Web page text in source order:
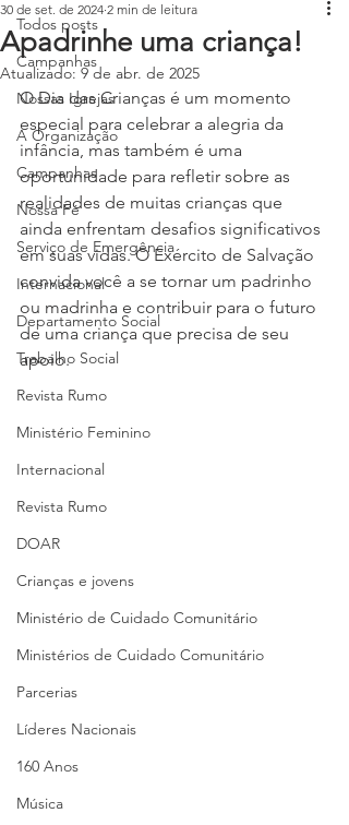
Todos posts
Campanhas
Nossas Igrejas
A Organização
Campanhas
Nossa Fé
Serviço de Emergência
Internacional
Departamento Social
Trabalho Social
Revista Rumo
Ministério Feminino
Internacional
Revista Rumo
DOAR
Crianças e jovens
Ministério de Cuidado Comunitário
Ministérios de Cuidado Comunitário
Parcerias
Líderes Nacionais
160 Anos
Música
Apadrinhe uma criança!
30 de set. de 2024 2 min de leitura
Atualizado:9 de abr. de 2025
O Dia das Crianças é um momento
especial para celebrar a alegria da
infância, mas também é uma
oportunidade para refletir sobre as
realidades de muitas crianças que
ainda enfrentam desafios significativos
em suas vidas. O Exército de Salvação
convida você a se tornar um padrinho
ou madrinha e contribuir para o futuro
de uma criança que precisa de seu
apoio.